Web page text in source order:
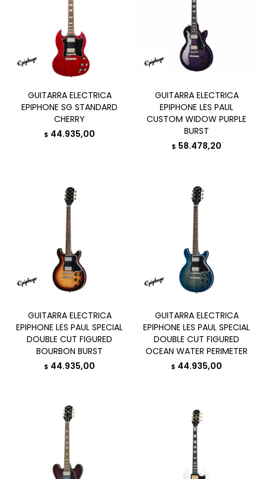
GUITARRA ELECTRICA
EPIPHONE SG STANDARD
CHERRY
$ 44.935,00
GUITARRA ELECTRICA
EPIPHONE LES PAUL
CUSTOM WIDOW PURPLE
BURST
$ 58.478,20
GUITARRA ELECTRICA
EPIPHONE LES PAUL SPECIAL
DOUBLE CUT FIGURED
BOURBON BURST
$ 44.935,00
GUITARRA ELECTRICA
EPIPHONE LES PAUL SPECIAL
DOUBLE CUT FIGURED
OCEAN WATER PERIMETER
$ 44.935,00